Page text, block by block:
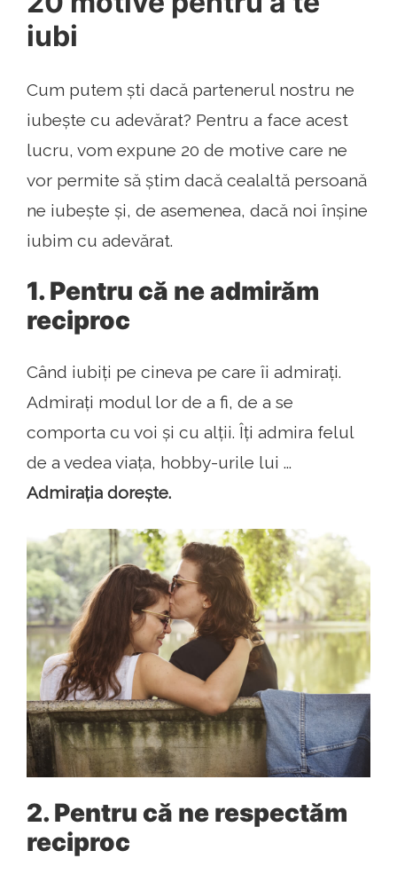
iubi
Cum putem ști dacă partenerul nostru ne
iubește cu adevărat? Pentru a face acest
lucru, vom expune 20 de motive care ne
vor permite să știm dacă cealaltă persoană
ne iubește și, de asemenea, dacă noi înșine
iubim cu adevărat.
1. Pentru că ne admirăm
reciproc
Când iubiți pe cineva pe care îi admirați.
Admirați modul lor de a fi, de a se
comporta cu voi și cu alții. Îți admira felul
de a vedea viața, hobby-urile lui ...
Admirația dorește.
2. Pentru că ne respectăm
reciproc